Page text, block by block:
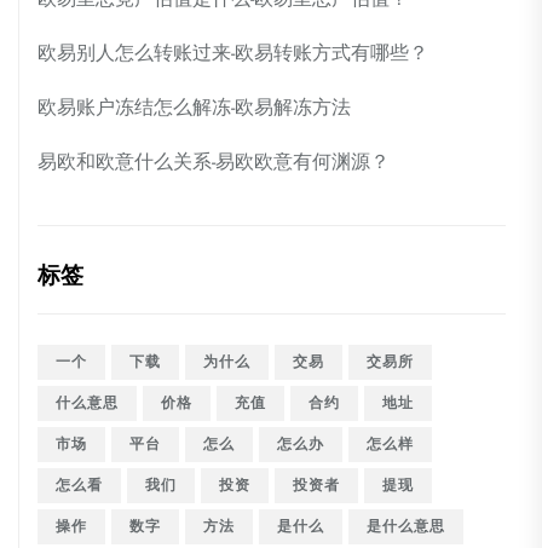
欧易别人怎么转账过来-欧易转账方式有哪些？
欧易账户冻结怎么解冻-欧易解冻方法
易欧和欧意什么关系-易欧欧意有何渊源？
标签
一个 下载 为什么 交易
交易所
什么意思
价格 充值 合约
地址
市场
平台 怎么 怎么办
怎么样
怎么看
我们 投资 投资者
提现
操作
数字 方法 是什么
是什么意思